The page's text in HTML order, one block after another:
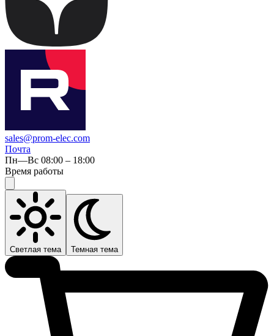
sales@prom-elec.com
Почта
Пн—Вс 08:00 – 18:00
Время работы
Светлая тема Темная тема